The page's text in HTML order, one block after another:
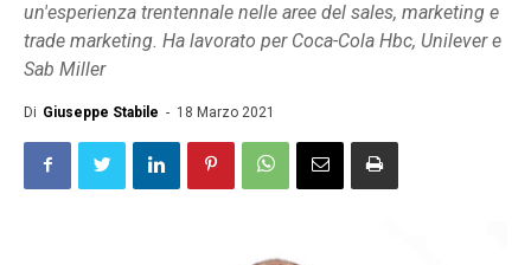
un'esperienza trentennale nelle aree del sales, marketing e
trade marketing. Ha lavorato per Coca-Cola Hbc, Unilever e
Sab Miller
Di Giuseppe Stabile - 18 Marzo 2021